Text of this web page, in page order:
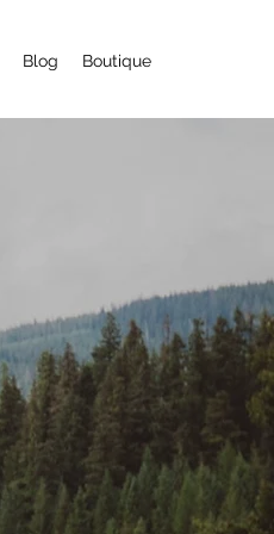
Blog Boutique